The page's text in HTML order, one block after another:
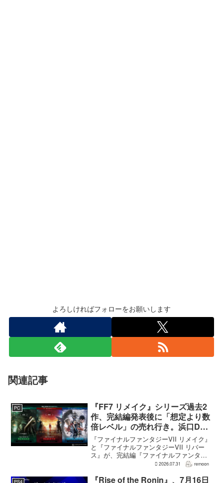
よろしければフォローをお願いします
関連記事
PC
『FF7 リメイク』シリーズ過去2
作、完結編発表後に「想定より数
倍レベル」の売れ行き。浜口Dが
明かす
『ファイナルファンタジーVII リメイク』
と『ファイナルファンタジーVII リバー
ス』が、完結編『ファイナルファンタジ
ーVII リベレーション』の発表後、「我々
ると、シリーズディレクターの浜口直樹
2026.07.31 remoon
PS4
『Rise of the Ronin』、7月16日